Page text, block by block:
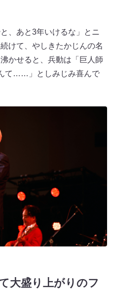
、あと3年いけるな」とニ
けて、やしきたかじんの名
かせると、兵動は「巨人師
て……」としみじみ喜んで
大盛り上がりのフ